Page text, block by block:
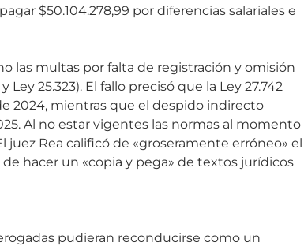
$50.104.278,99 por diferencias salariales e
las multas por falta de registración y omisión
25.323). El fallo precisó que la Ley 27.742
2024, mientras que el despido indirecto
Al no estar vigentes las normas al momento
juez Rea calificó de «groseramente erróneo» el
hacer un «copia y pega» de textos jurídicos
pudieran reconducirse como un